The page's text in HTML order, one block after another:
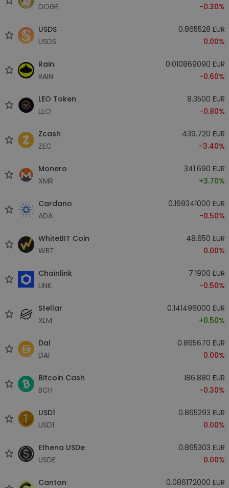
DOGE
-0.30%
USDS
USDS
0.865528 EUR
0.00%
Rain
RAIN
0.010869090 EUR
-0.60%
LEO Token
LEO
8.3500 EUR
-0.80%
Zcash
ZEC
439.720 EUR
-3.40%
Monero
XMR
341.690 EUR
+3.70%
Cardano
ADA
0.169341000 EUR
-0.50%
WhiteBIT Coin
WBT
48.650 EUR
0.00%
Chainlink
LINK
7.1900 EUR
-0.50%
Stellar
XLM
0.141496000 EUR
+0.50%
Dai
DAI
0.865670 EUR
0.00%
Bitcoin Cash
BCH
186.880 EUR
-0.30%
USD1
USD1
0.865293 EUR
0.00%
Ethena USDe
USDE
0.865303 EUR
0.00%
Canton
0.086172000 EUR